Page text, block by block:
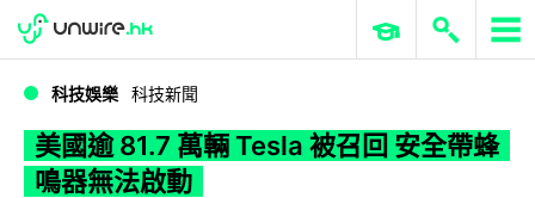
WWDC 2026 ERP 與商業 AI
科技娛樂 科技新聞
美國逾 81.7 萬輛 Tesla 被召回 安全帶蜂
鳴器無法啟動